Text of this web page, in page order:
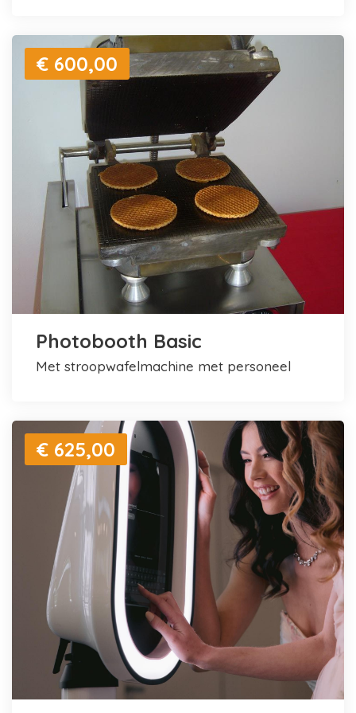
€ 600,00
Photobooth Basic
met stroopwafelmachine met personeel
€ 625,00